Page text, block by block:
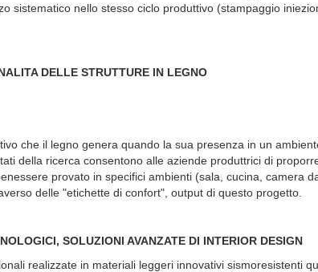
sistematico nello stesso ciclo produttivo (stampaggio
DELLE STRUTTURE IN LEGNO
che il legno genera quando la sua presenza in un
della ricerca consentono alle aziende produttrici di
provato in specifici ambienti (sala, cucina, camera
delle "etichette di confort", output di questo progetto.
SOLUZIONI AVANZATE DI INTERIOR DESIGN
realizzate in materiali leggeri innovativi sismoresistenti